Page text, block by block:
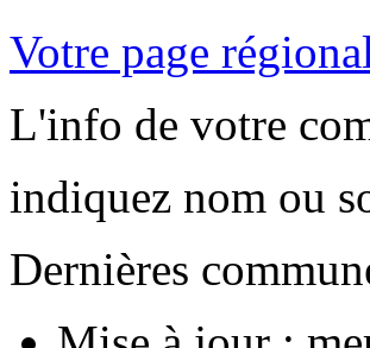
Votre page
L'info de votre
indiquez nom ou
Dernières